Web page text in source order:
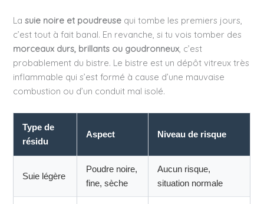
Lasuie noire et poudreuse qui tombe les premiers jours,
c’est tout à fait banal. En revanche, si tu vois tomber des
morceaux durs, brillants ou goudronneux, c’est
probablement du bistre. Le bistre est un dépôt vitreux très
inflammable qui s’est formé à cause d’une mauvaise
combustion ou d’un conduit mal isolé.
Type de
résidu
Aspect Niveau de risque
Suie légère
Poudre noire,
fine, sèche
Aucun risque,
situation normale